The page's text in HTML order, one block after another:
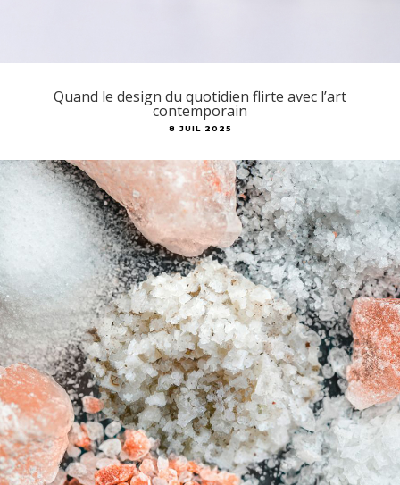
Quand le design du quotidien flirte avec l’art
contemporain
8 JUIL 2025